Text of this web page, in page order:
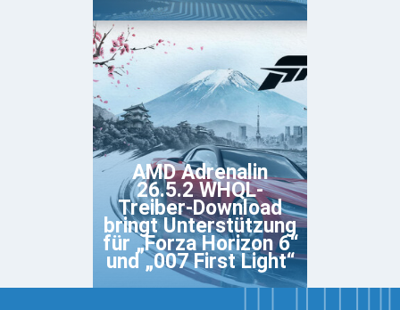
AMD Adrenalin
26.5.2 WHQL-
Treiber-Download
bringt Unterstützung
für „Forza Horizon 6“
und „007 First Light“